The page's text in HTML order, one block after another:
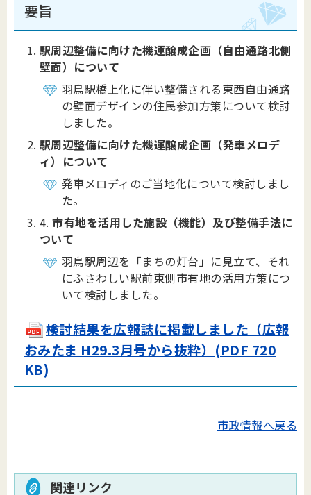
要旨
駅周辺整備に向けた機運醸成企画（自由通路北側
壁面）について​
羽鳥駅橋上化に伴い整備される東西自由通路
の壁面デザインの住民参加方策について検討
しました。
駅周辺整備に向けた機運醸成企画（発車メロデ
ィ）について​
発車メロディのご当地化について検討しまし
た。
4.市有地を活用した施設（機能）及び整備手法に
ついて​
羽鳥駅周辺を「まちの灯台」に見立て、それ
にふさわしい駅前東側市有地の活用方策につ
いて検討しました。
検討結果を広報誌に掲載しました（広報
おみたま H29.3月号から抜粋）(PDF 720
KB)
市政情報へ戻る
関連リンク